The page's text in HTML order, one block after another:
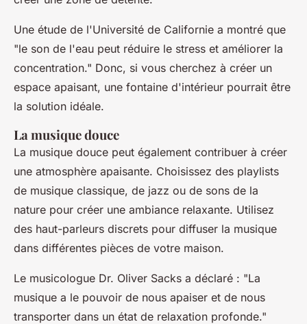
Une étude de l'Université de Californie a montré que
"le son de l'eau peut réduire le stress et améliorer la
concentration." Donc, si vous cherchez à créer un
espace apaisant, une fontaine d'intérieur pourrait être
la solution idéale.
La musique douce
La musique douce peut également contribuer à créer
une atmosphère apaisante. Choisissez des playlists
de musique classique, de jazz ou de sons de la
nature pour créer une ambiance relaxante. Utilisez
des haut-parleurs discrets pour diffuser la musique
dans différentes pièces de votre maison.
Le musicologue Dr. Oliver Sacks a déclaré : "La
musique a le pouvoir de nous apaiser et de nous
transporter dans un état de relaxation profonde."